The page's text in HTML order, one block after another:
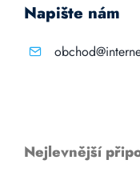
Napište nám
Nejlevnější